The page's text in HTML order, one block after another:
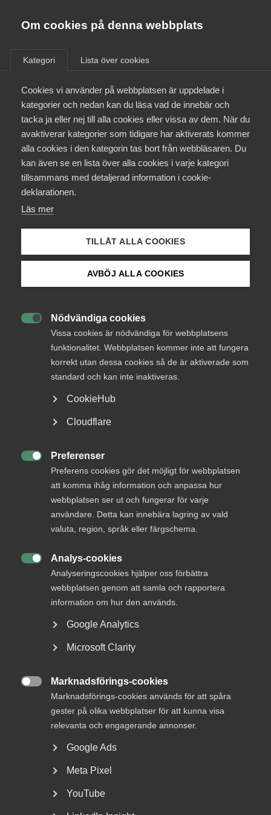
Om cookies på denna webbplats
Kategori Lista över cookies
Cookies vi använder på webbplatsen är uppdelade i
kategorier och nedan kan du läsa vad de innebär och
tacka ja eller nej till alla cookies eller vissa av dem. När du
avaktiverar kategorier som tidigare har aktiverats kommer
alla cookies i den kategorin tas bort från webbläsaren. Du
kan även se en lista över alla cookies i varje kategori
tillsammans med detaljerad information i cookie-
deklarationen.
Läs mer
TILLÅT ALLA COOKIES
AVBÖJ ALLA COOKIES
Nödvändiga cookies
Vissa cookies är nödvändiga för webbplatsens
funktionalitet. Webbplatsen kommer inte att fungera
korrekt utan dessa cookies så de är aktiverade som
standard och kan inte inaktiveras.
CookieHub
Cloudflare
Preferenser
Preferens cookies gör det möjligt för webbplatsen
att komma ihåg information och anpassa hur
webbplatsen ser ut och fungerar för varje
användare. Detta kan innebära lagring av vald
valuta, region, språk eller färgschema.
Analys-cookies
Analyseringscookies hjälper oss förbättra
webbplatsen genom att samla och rapportera
information om hur den används.
Google Analytics
Microsoft Clarity
Marknadsförings-cookies
Marknadsförings-cookies används för att spåra
gester på olika webbplatser för att kunna visa
relevanta och engagerande annonser.
Google Ads
Meta Pixel
YouTube
Almega Utbildning
Innovations­företagen
Kompetens­företagen
Medie­företagen
Säkerhets­företagen
Tåg­företagen
Om Almega
Aktuellt
Medlemskapet
Mina sidor
Kurser & utbildningar
Logga in på Arbetsgivarguiden
Sök på almega.se
Cookie-inställningar
Samling för skolan – Nationell
strategi för kunskap och
likvärdighet (SOU 2017:35)
Status
Utbildningsdepartementet
Svar senast
Läs hela remissen på regeringen.se
KONTAKTPERSON
arbetsliv
Jobb & karriär
Om Almega
kontakt
Kontakta Almega
Arbetsgivarguiden